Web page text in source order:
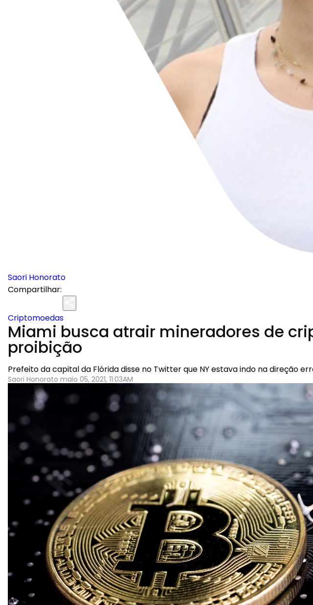
Saori Honorato
Compartilhar:
Criptomoedas
Miami busca atrair mineradores de
proibição
Prefeito da capital da Flórida disse no Twitter que NY estava indo na direção
Saori Honorato maio 05, 2021, 11:03AM